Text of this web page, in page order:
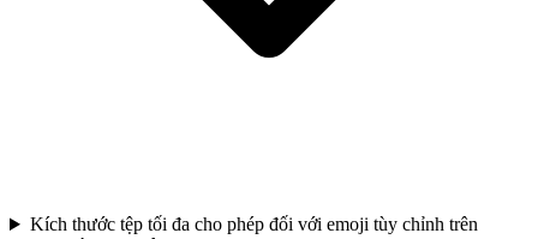
Kích thước tệp tối đa cho phép đối với emoji tùy chỉnh trên